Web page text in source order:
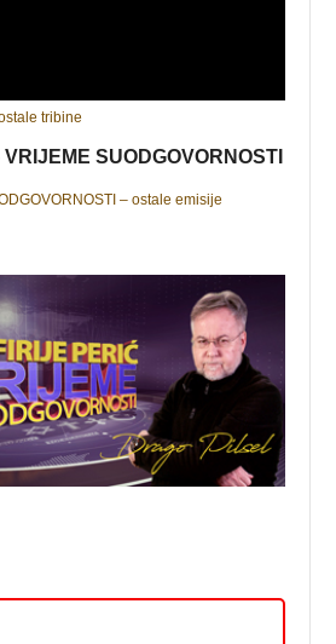
tribine
SUODGOVORNOSTI
– ostale emisije